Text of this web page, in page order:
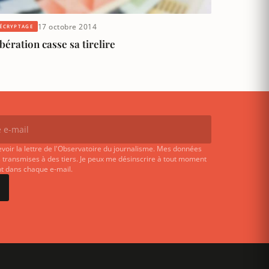
17 octobre 2014
casse sa tirelire
la lettre de l'Observatoire du journalisme. Mes données
à des tiers. Je peux me désinscrire à tout moment
dans chaque e-mail.